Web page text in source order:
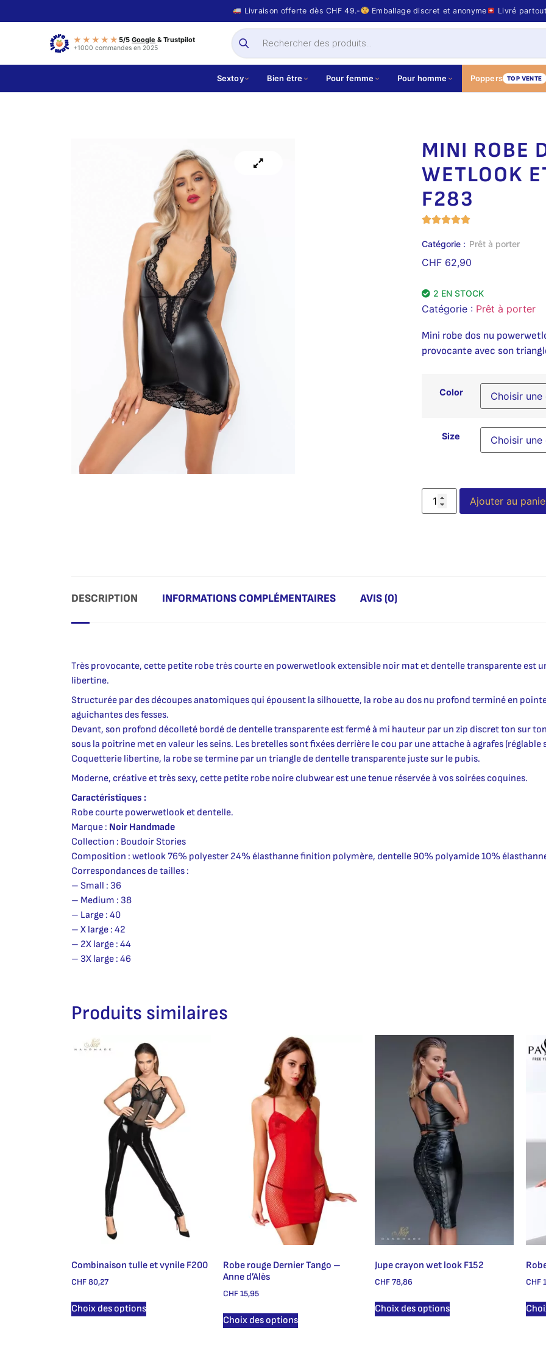
Livraison offerte dès CHF 49.- Emballage discret et anonyme Livré
★★★★★5/5Google & Trustpilot
+1000 commandes en 2025
Sextoy Bien être Pour femme Pour homme Poppers TOP VENTE
MINI ROBE
WETLOOK
F283
Catégorie : Prêt à porter
CHF 62,90
2 EN STOCK
Catégorie : Prêt à porter
Mini robe dos nu
provocante avec son
Color
Size
Ajouter au
DESCRIPTION INFORMATIONS COMPLÉMENTAIRES AVIS (0)
Très provocante, cette petite robe très courte en powerwetlook extensible noir mat et dentelle transparente est
libertine.
Structurée par des découpes anatomiques qui épousent la silhouette, la robe au dos nu profond terminé en
aguichantes des fesses.
Devant, son profond décolleté bordé de dentelle transparente est fermé à mi hauteur par un zip discret ton sur
sous la poitrine met en valeur les seins. Les bretelles sont fixées derrière le cou par une attache à agrafes
Coquetterie libertine, la robe se termine par un triangle de dentelle transparente juste sur le pubis.
Moderne, créative et très sexy, cette petite robe noire clubwear est une tenue réservée à vos soirées coquines.
Caractéristiques :
Robe courte powerwetlook et dentelle.
Marque : Noir Handmade
Collection : Boudoir Stories
Composition : wetlook 76% polyester 24% élasthanne finition polymère, dentelle 90% polyamide 10%
Correspondances de tailles :
– Small : 36
– Medium : 38
– Large : 40
– X large : 42
– 2X large : 44
– 3X large : 46
Produits similaires
Combinaison tulle et vynile F200
CHF80,27
Choix des options
Robe rouge Dernier Tango –
Anne d’Alès
CHF15,95
Choix des options
Jupe crayon wet look F152
CHF78,86
Choix des options
CHF